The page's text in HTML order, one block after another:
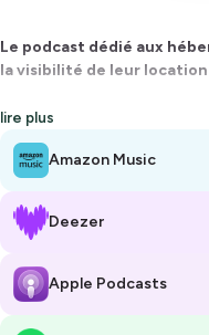
Le podcast dédié aux
la visibilité de leur
🚨 NOUVEAUTE DE LA
Participez au premier café
lancement de ces rendez-
donné.
Pour ce premier café live
Plus d'infos sur cet
https://www.yenbui.fr/
lire plus
Amazon Music
Deezer
Apple Podcasts